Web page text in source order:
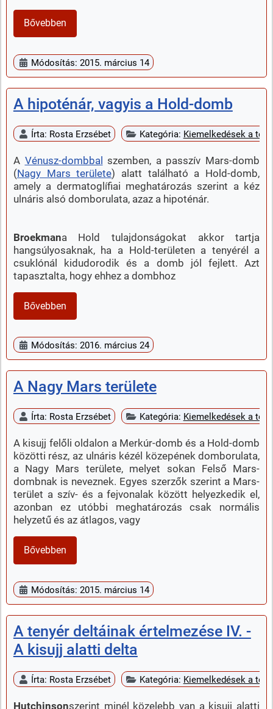
Bővebben
Módosítás: 2015. március 14
A hipoténár, vagyis a Hold-domb
Írta: Rosta Erzsébet Kategória: Kiemelkedések a
A Vénusz-dombbal szemben, a passzív Mars-domb
(Nagy Mars területe) alatt található a Hold-domb,
amely a dermatoglífiai meghatározás szerint a kéz
ulnáris alsó domborulata, azaz a hipoténár.
Broekmana Hold tulajdonságokat akkor tartja
hangsúlyosaknak, ha a Hold-területen a tenyérél a
csuklónál kidudorodik és a domb jól fejlett. Azt
tapasztalta, hogy ehhez a dombhoz
Bővebben
Módosítás: 2016. március 24
A Nagy Mars területe
Írta: Rosta Erzsébet Kategória: Kiemelkedések a
A kisujj felőli oldalon a Merkúr-domb és a Hold-domb
közötti rész, az ulnáris kézél közepének domborulata,
a Nagy Mars területe, melyet sokan Felső Mars-
dombnak is neveznek. Egyes szerzők szerint a Mars-
terület a szív- és a fejvonalak között helyezkedik el,
azonban ez utóbbi meghatározás csak normális
helyzetű és az átlagos, vagy
Bővebben
Módosítás: 2015. március 14
A tenyér deltáinak értelmezése IV. -
A kisujj alatti delta
Írta: Rosta Erzsébet Kategória: Kiemelkedések a
Hutchinsonszerint minél közelebb van a kisujj alatti